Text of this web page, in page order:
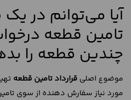
آیا می‌توانم در یک
تامین قطعه
چندین قطعه را
موضوع اصلی قرارداد تامین قطعه
مورد نیاز سفارش دهنده از سوی